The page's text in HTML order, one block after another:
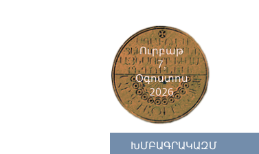
Ուրբաթ
7,
Օգոստոս
2026
ԽՄԲԱԳՐԱԿԱԶՄ